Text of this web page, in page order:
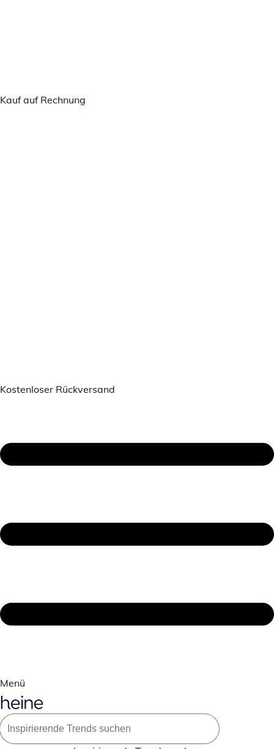
Kauf auf Rechnung
Kostenloser Rückversand
Menü